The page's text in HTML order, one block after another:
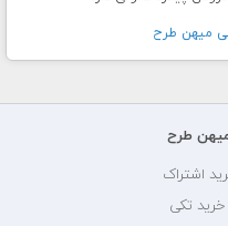
ميهن طرح
میهن طرح
اشتراک
تکی